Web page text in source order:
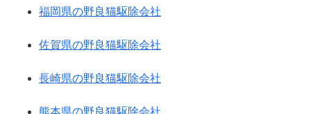
福岡県の野良猫駆除会社
佐賀県の野良猫駆除会社
長崎県の野良猫駆除会社